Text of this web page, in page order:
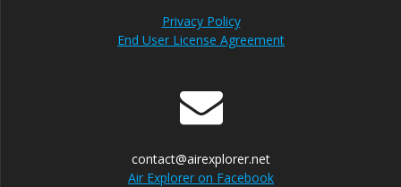
Privacy Policy
End User License Agreement
contact@airexplorer.net
Air Explorer on Facebook